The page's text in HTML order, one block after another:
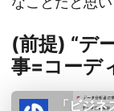
(前提) “デ
事=コーデ